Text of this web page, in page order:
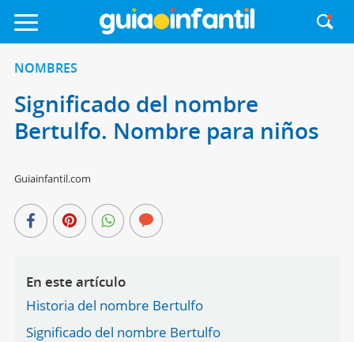
NOMBRES
Significado del nombre
Bertulfo. Nombre para niños
Guiainfantil.com
En este artículo
Historia del nombre Bertulfo
Significado del nombre Bertulfo